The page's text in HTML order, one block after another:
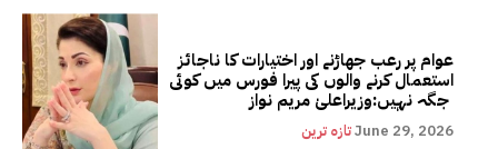
عوام پر رعب جھاڑنے اور اختیارات کا ناجائز
استعمال کرنے والوں کی پیرا فورس میں کوئی
تازہ ترینJune 29, 2026